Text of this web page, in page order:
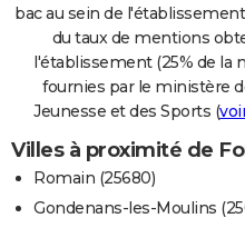
bac au sein de
du taux de mentions
l'établissement (25% de la
fournies par le ministère
Jeunesse et des Sports (
Villes à proximité de
Romain (25680)
Gondenans-les-Moulins